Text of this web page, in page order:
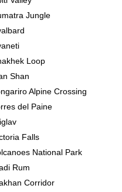
Jungle
Loop
Shan
Alpine Crossing
del Paine
Falls
National Park
Rum
Corridor